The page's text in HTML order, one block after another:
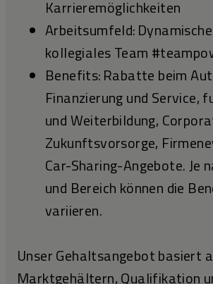
Karrieremöglichkeiten
Arbeitsumfeld:
kollegiales Team
Benefits: Rabatte beim
Finanzierung und Service,
und Weiterbildung,
Zukunftsvorsorge,
Car-Sharing-Angebote. Je
und Bereich können die
variieren.
Unser Gehaltsangebot basiert
Marktgehältern, Qualifikation